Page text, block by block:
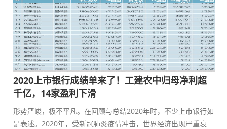
2020上市银行成绩单来了！工建农中归母净利超
千亿，14家盈利下滑
形势严峻，极不平凡。在回顾与总结2020年时，不少上市银行如
是表述。2020年，受新冠肺炎疫情冲击，世界经济出现严重衰